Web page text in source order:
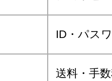
ID・パス
送料・手